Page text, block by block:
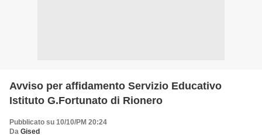
Avviso per affidamento Servizio Educativo
Istituto G.Fortunato di Rionero
Pubblicato su 10/10/PM 20:24
Da Gised